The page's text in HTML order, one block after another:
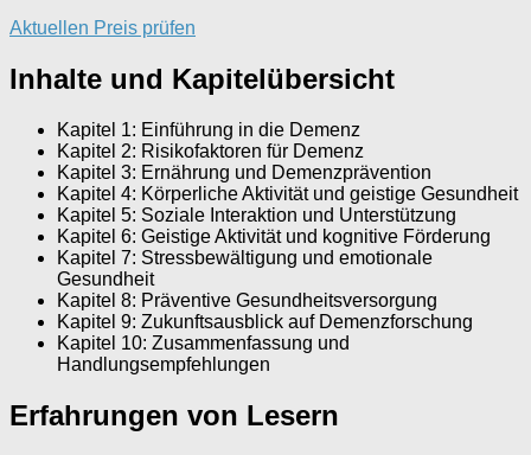
Aktuellen Preis prüfen
Inhalte und Kapitelübersicht
Kapitel 1: Einführung in die Demenz
Kapitel 2: Risikofaktoren für Demenz
Kapitel 3: Ernährung und Demenzprävention
Kapitel 4: Körperliche Aktivität und geistige Gesundheit
Kapitel 5: Soziale Interaktion und Unterstützung
Kapitel 6: Geistige Aktivität und kognitive Förderung
Kapitel 7: Stressbewältigung und emotionale
Gesundheit
Kapitel 8: Präventive Gesundheitsversorgung
Kapitel 9: Zukunftsausblick auf Demenzforschung
Kapitel 10: Zusammenfassung und
Handlungsempfehlungen
Erfahrungen von Lesern